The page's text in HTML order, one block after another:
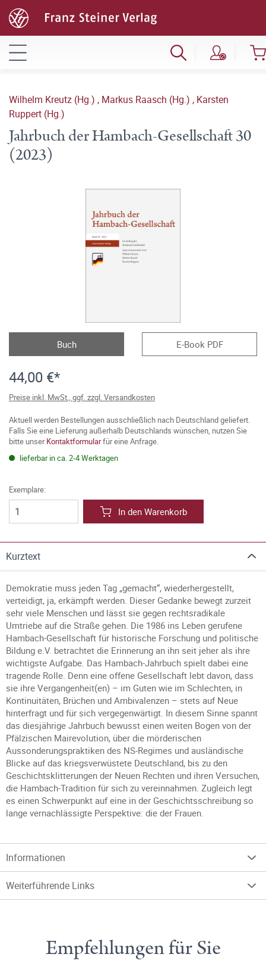
Wilhelm Kreutz (Hg.) , Markus Raasch (Hg.) , Karsten
Ruppert (Hg.)
Jahrbuch der Hambach-Gesellschaft 30
(2023)
Buch E-Book PDF
44,00 €*
Preise inkl. MwSt., ggf. zzgl. Versandkosten
Aktuell werden Bestellungen ausschließlich nach Deutschland geliefert.
Falls Sie eine Lieferung außerhalb Deutschlands wünschen, nutzen Sie
bitte unserKontaktformularfür eine Anfrage.
lieferbar in ca. 2-4 Werktagen
Exemplare:
In den Warenkorb
Kurztext
Demokratie muss jeden Tag „gemacht“, wiederhergestellt,
verteidigt, ja, erkämpft werden. Dieser Gedanke bewegt zurzeit
sehr viele Menschen und lässt sie gegen rechtsradikale
Umtriebe auf die Straße gehen. Die 1986 ins Leben gerufene
Hambach-Gesellschaft für historische Forschung und politische
Bildung e.V. betrachtet die Erinnerung an ihn seit jeher als ihre
wichtigste Aufgabe. Das Hambach-Jahrbuch spielt dabei eine
tragende Rolle. Denn eine offene Gesellschaft lebt davon, dass
sie ihre Vergangenheit(en) – im Guten wie im Schlechten, in
Kontinuitäten, Brüchen und Ambivalenzen – stets auf Neue
hinterfragt und für sich vergegenwärtigt. In diesem Sinne spannt
das diesjährige Jahrbuch bewusst einen weiten Bogen von der
Pfälzischen Mairevolution, über die mörderischen
Aussonderungspraktiken des NS-Regimes und ausländische
Blicke auf das kriegsverwüstete Deutschland, bis zu den
Geschichtsklitterungen der Neuen Rechten und ihren Versuchen,
die Hambach-Tradition für sich zu vereinnahmen. Zugleich legt
es einen Schwerpunkt auf eine in der Geschichtsschreibung so
lange vernachlässigte Perspektive: die der Frauen.
Informationen
Weiterführende Links
Empfehlungen für Sie